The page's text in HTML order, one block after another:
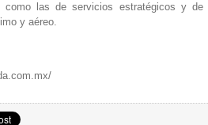
como las de servicios estratégicos y de
y aéreo.